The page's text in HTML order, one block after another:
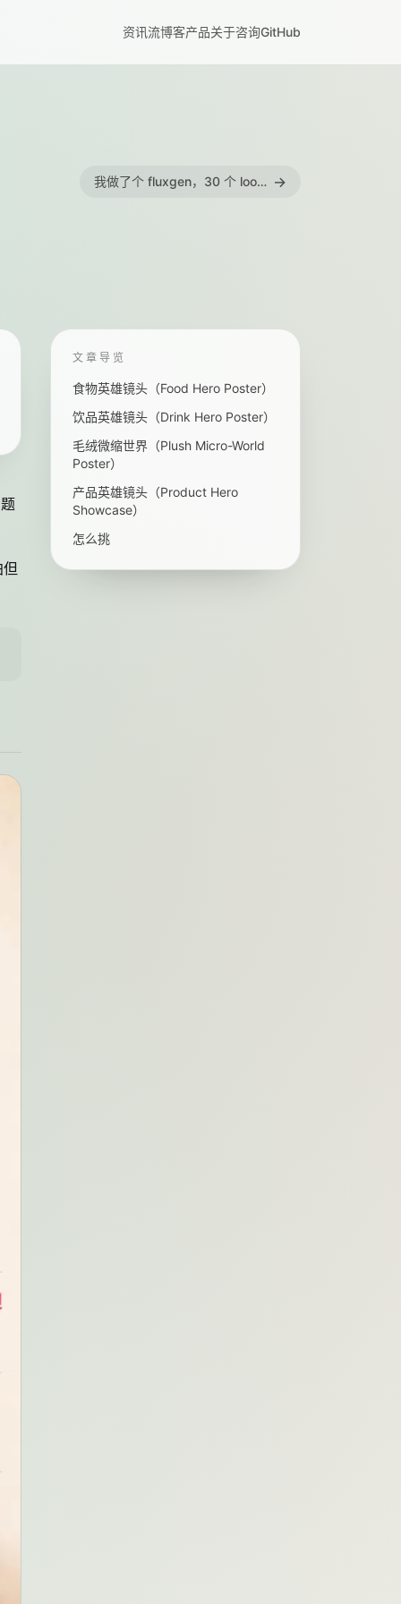
资讯流博客产品关于咨询GitHub
我做了个 fluxgen，30 个 looks 直接生成你想要的图 →
文章导览
食物英雄镜头（Food Hero Poster）
饮品英雄镜头（Drink Hero Poster）
毛绒微缩世界（Plush Micro-World
Poster）
产品英雄镜头（Product Hero
Showcase）
怎么挑